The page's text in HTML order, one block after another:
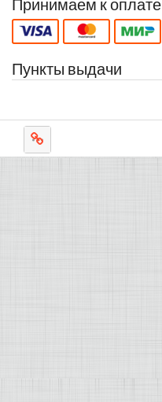
Принимаем к оплате
Пункты выдачи